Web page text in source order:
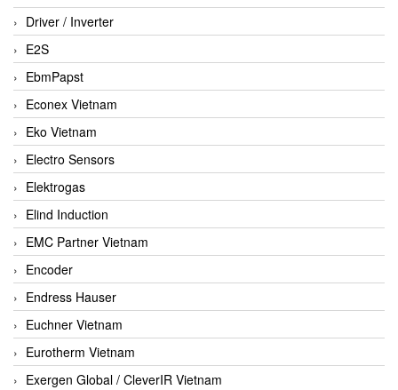
Driver / Inverter
E2S
EbmPapst
Econex Vietnam
Eko Vietnam
Electro Sensors
Elektrogas
Elind Induction
EMC Partner Vietnam
Encoder
Endress Hauser
Euchner Vietnam
Eurotherm Vietnam
Exergen Global / CleverIR Vietnam